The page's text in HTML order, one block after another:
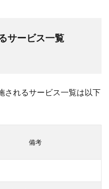
サービス一覧
されるサービス一覧は以下
備考